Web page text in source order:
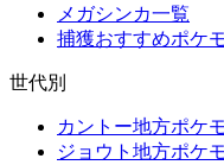
メガシンカ一覧
捕獲おすすめポケ
世代別
カントー地方ポケ
ジョウト地方ポケ